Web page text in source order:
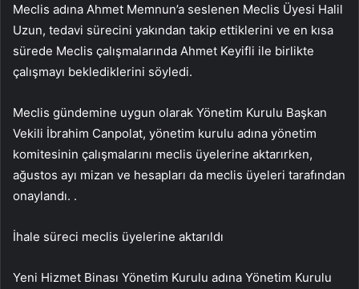
Meclis adına Ahmet Memnun’a seslenen Meclis Üyesi Halil
Uzun, tedavi sürecini yakından takip ettiklerini ve en kısa
sürede Meclis çalışmalarında Ahmet Keyifli ile birlikte
çalışmayı beklediklerini söyledi.
Meclis gündemine uygun olarak Yönetim Kurulu Başkan
Vekili İbrahim Canpolat, yönetim kurulu adına yönetim
komitesinin çalışmalarını meclis üyelerine aktarırken,
ağustos ayı mizan ve hesapları da meclis üyeleri tarafından
onaylandı. .
İhale süreci meclis üyelerine aktarıldı
Yeni Hizmet Binası Yönetim Kurulu adına Yönetim Kurulu